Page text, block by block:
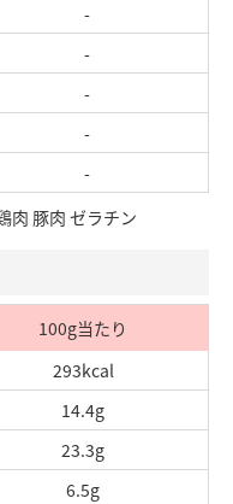
-
-
-
-
-
肉 豚肉 ゼラチン
100g当たり
293kcal
14.4g
23.3g
6.5g